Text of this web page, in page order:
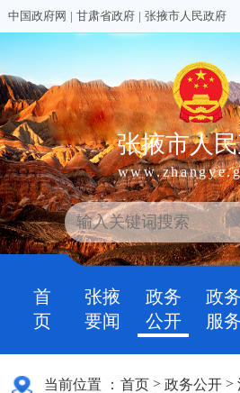
中国政府网 | 甘肃省政府 | 张掖市人民政府
张掖市人
首
页
张掖
要闻
政务
公开
政务
服务
当前位置 ： 首页 >政务公开 >